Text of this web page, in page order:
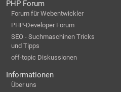
PHP Forum
Forum für Webentwickler
PHP-Developer Forum
SEO - Suchmaschinen Tricks
und Tipps
off-topic Diskussionen
Informationen
Über uns